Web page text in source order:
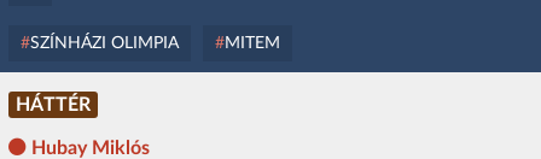
SZÍNHÁZI OLIMPIA MITEM
HÁTTÉR
Hubay Miklós